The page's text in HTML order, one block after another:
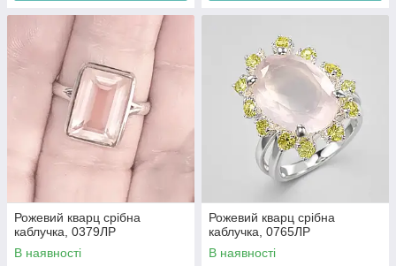
Рожевий кварц срібна
каблучка, 0379ЛР
В наявності
Рожевий кварц срібна
каблучка, 0765ЛР
В наявності